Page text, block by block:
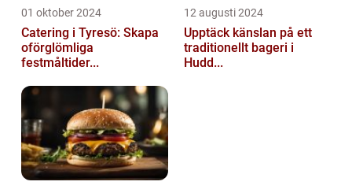
01 oktober 2024
Catering i Tyresö: Skapa
oförglömliga
festmåltider...
12 augusti 2024
Upptäck känslan på ett
traditionellt bageri i
Hudd...